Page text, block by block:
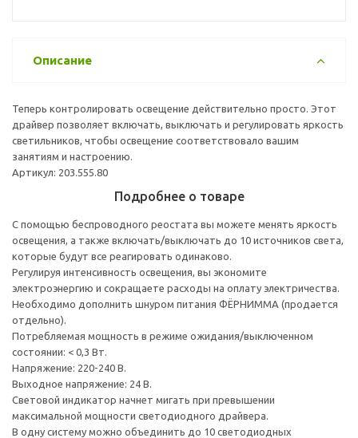
Описание
Теперь контролировать освещение действительно просто. Этот
драйвер позволяет включать, выключать и регулировать яркость
светильников, чтобы освещение соответствовало вашим
занятиям и настроению.
Артикул: 203.555.80
Подробнее о товаре
С помощью беспроводного реостата вы можете менять яркость
освещения, а также включать/выключать до 10 источников света,
которые будут все реагировать одинаково.
Регулируя интенсивность освещения, вы экономите
электроэнергию и сокращаете расходы на оплату электричества.
Необходимо дополнить шнуром питания ФЁРНИММА (продается
отдельно).
Потребляемая мощность в режиме ожидания/выключенном
состоянии: < 0,3 Вт.
Напряжение: 220-240 В.
Выходное напряжение: 24 В.
Световой индикатор начнет мигать при превышении
максимальной мощности светодиодного драйвера.
В одну систему можно объединить до 10 светодиодных